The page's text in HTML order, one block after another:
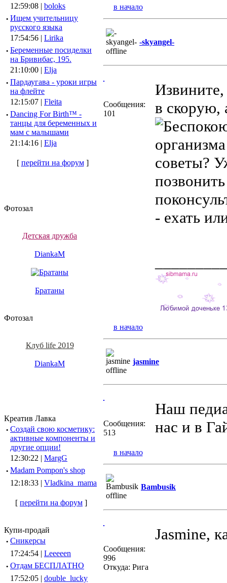
12:59:08 | boloks
· Ищем учительницу
русского языка
17:54:56 | Lirika
· Беременные посиделки
на Бривибас, 195.
21:10:00 | Elja
· Пардаугава - уроки игры
на флейте
12:15:07 | Fleita
· Dancing For Birth™ -
танцы для беременных и
мам с малышами
21:14:16 | Elja
[ перейти на форум]
Фотозал
Детская дружба
DiankaM
Братаны
Фотозал
Клуб life 2019
DiankaM
Креатив Лавка
· Создай свою косметику:
активные компоненты и
другие опции!
12:30:22 | MargG
· Madam Pompon's shop
12:18:33 | Vladkina_mama
[ перейти на форум ]
Купи-продай
· Сникерсы
17:24:54 | Leeeeen
· Отдам БЕСПЛАТНО
17:52:05 | double_lucky
в начало
-skyangel-
Сообщения:
101
в скорую,
советы?
- ехать
в начало
jasmine
Сообщения:
513
Наш
нас и в
в начало
Bambusik
Сообщения:
996
Откуда: Рига
Jasmine,